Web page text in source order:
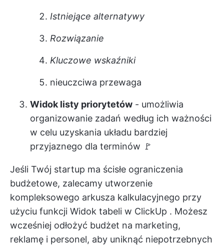
Istniejące alternatywy
Rozwiązanie
Kluczowe wskaźniki
nieuczciwa przewaga
Widok listy priorytetów - umożliwia
organizowanie zadań według ich ważności
w celu uzyskania układu bardziej
przyjaznego dla terminów 🚩
Jeśli Twój startup ma ścisłe ograniczenia
budżetowe, zalecamy utworzenie
kompleksowego arkusza kalkulacyjnego przy
użyciu funkcji Widok tabeli w ClickUp . Możesz
wcześniej odłożyć budżet na marketing,
reklamę i personel, aby uniknąć niepotrzebnych